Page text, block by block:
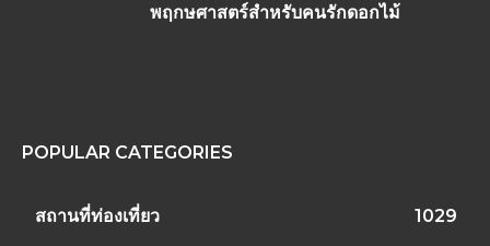
พฤกษศาสตร์สำหรับคนรักดอกไม้
POPULAR CATEGORIES
สถานที่ท่องเที่ยว 1029